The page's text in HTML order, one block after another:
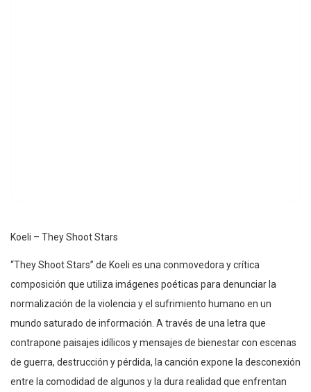
Koeli – They Shoot Stars
“They Shoot Stars” de Koeli es una conmovedora y crítica
composición que utiliza imágenes poéticas para denunciar la
normalización de la violencia y el sufrimiento humano en un
mundo saturado de información. A través de una letra que
contrapone paisajes idílicos y mensajes de bienestar con escenas
de guerra, destrucción y pérdida, la canción expone la desconexión
entre la comodidad de algunos y la dura realidad que enfrentan